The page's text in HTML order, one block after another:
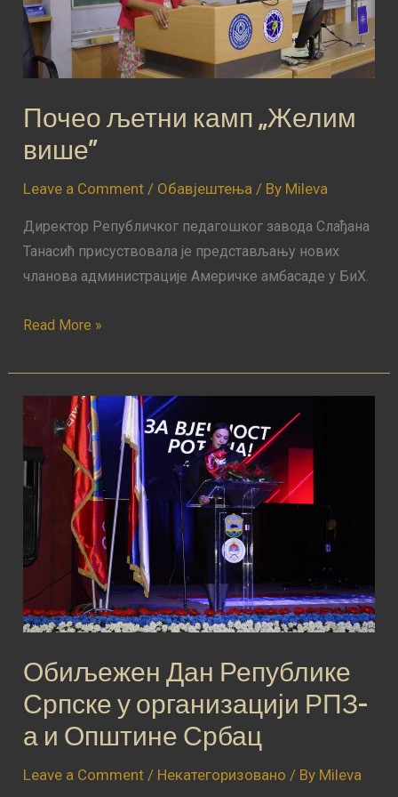
Почео љетни камп „Желим
више”
Leave a Comment / Обавјештења / By Mileva
Директор Републичког педагошког завода Слађана
Танасић присуствовала је представљању нових
чланова администрације Америчке амбасаде у БиХ.
Read More »
Обиљежен Дан Републике
Српске у организацији РПЗ-
а и Општине Србац
Leave a Comment / Некатегоризовано / By Mileva
Обиљежен
Републике
Српске
организацији
РПЗ-
и
Општине